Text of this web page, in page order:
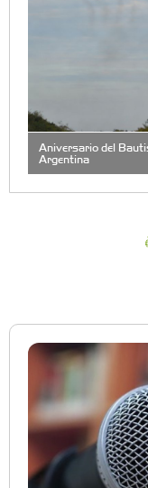
Aniversario del
Argentina